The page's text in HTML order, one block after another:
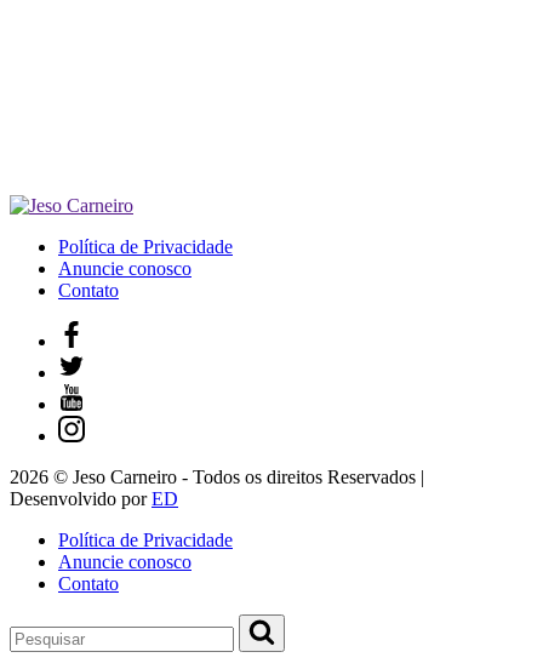
Política de Privacidade
Anuncie conosco
Contato
2026 © Jeso Carneiro - Todos os direitos Reservados |
Desenvolvido porED
Política de Privacidade
Anuncie conosco
Contato